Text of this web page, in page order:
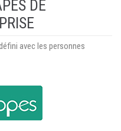
DE
avec les personnes